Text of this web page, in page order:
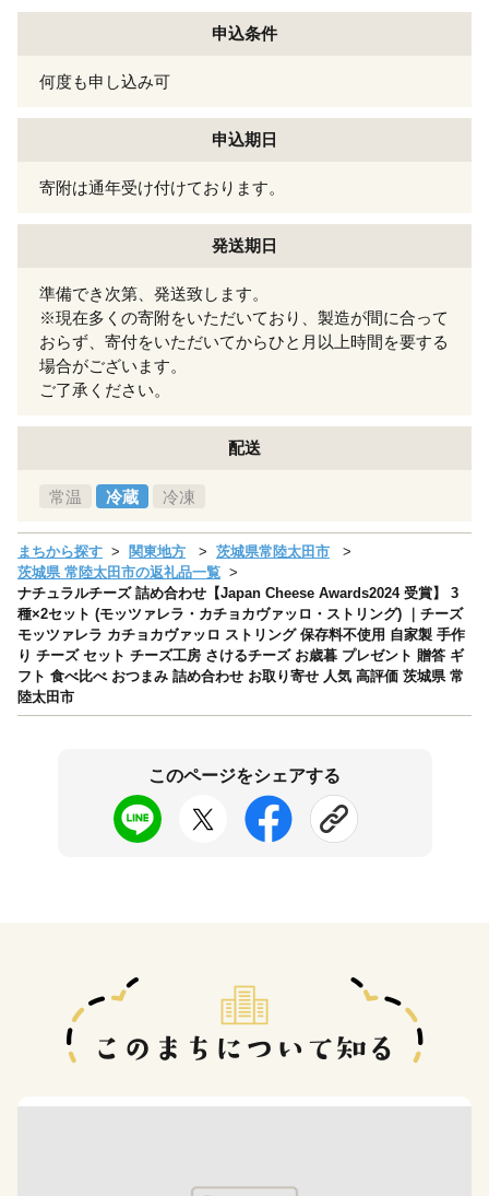
申込条件
何度も申し込み可
申込期日
寄附は通年受け付けております。
発送期日
準備でき次第、発送致します。
※現在多くの寄附をいただいており、製造が間に合って
おらず、寄付をいただいてからひと月以上時間を要する
場合がございます。
ご了承ください。
配送
常温 冷蔵 冷凍
まちから探す 関東地方
茨城県常陸太田市
茨城県 常陸太田市の返礼品一覧
ナチュラルチーズ 詰め合わせ【Japan Cheese Awards2024 受賞】 3
種×2セット (モッツァレラ・カチョカヴァッロ・ストリング) ｜チーズ
モッツァレラ カチョカヴァッロ ストリング 保存料不使用 自家製 手作
り チーズ セット チーズ工房 さけるチーズ お歳暮 プレゼント 贈答 ギ
フト 食べ比べ おつまみ 詰め合わせ お取り寄せ 人気 高評価 茨城県 常
陸太田市
このページをシェアする